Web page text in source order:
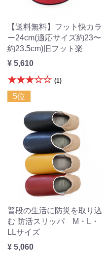
【送料無料】フット快カラ
ー24cm(適応サイズ約23〜
約23.5cm)旧フット楽
¥ 5,610
★★★☆☆ (1)
5位
普段の生活に防災を取り込
む 防活スリッパ M・L・
LLサイズ
¥ 5,060